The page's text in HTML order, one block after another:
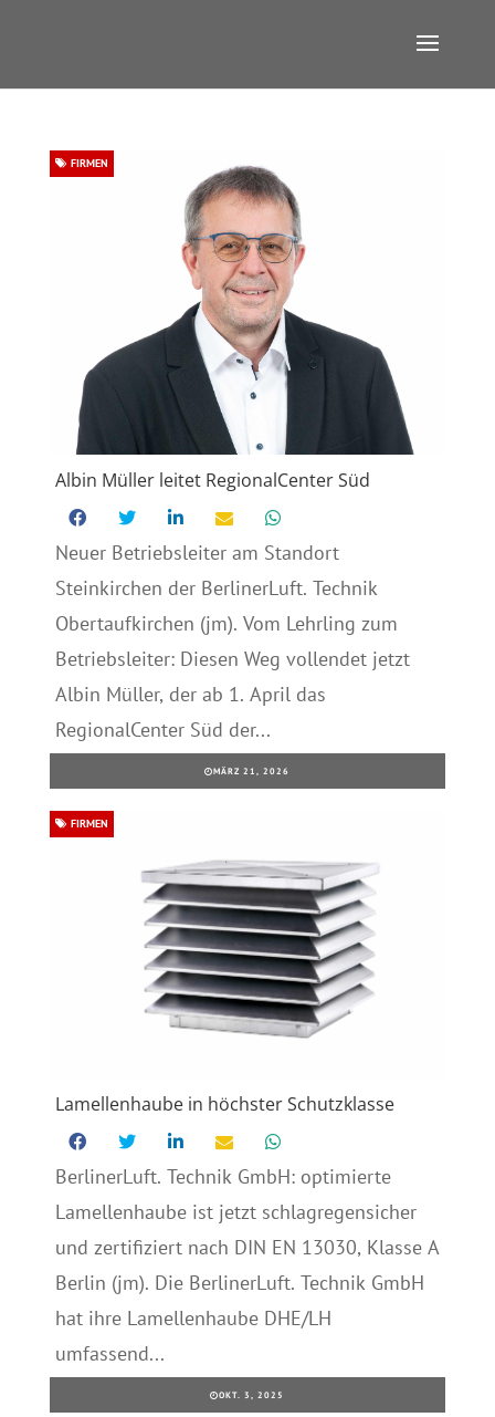
Albin Müller leitet RegionalCenter Süd
FIRMEN
Neuer Betriebsleiter am Standort
Steinkirchen der BerlinerLuft. Technik
Obertaufkirchen (jm). Vom Lehrling zum
Betriebsleiter: Diesen Weg vollendet jetzt
Albin Müller, der ab 1. April das
RegionalCenter Süd der...
MÄRZ 21, 2026
Lamellenhaube in höchster Schutzklasse
FIRMEN
BerlinerLuft. Technik GmbH: optimierte
Lamellenhaube ist jetzt schlagregensicher
und zertifiziert nach DIN EN 13030, Klasse A
Berlin (jm). Die BerlinerLuft. Technik GmbH
hat ihre Lamellenhaube DHE/LH
umfassend...
OKT. 3, 2025